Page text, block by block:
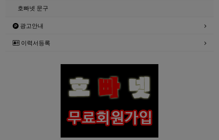
호빠넷 문구
광고안내
이력서등록